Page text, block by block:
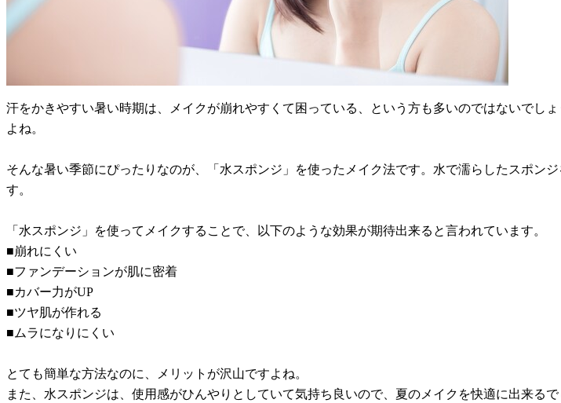
汗をかきやすい暑い時期は、メイクが崩れやすくて困っている、という方も多いのではないでし
よね。
そんな暑い季節にぴったりなのが、「水スポンジ」を使ったメイク法です。水で濡らしたスポン
す。
「水スポンジ」を使ってメイクすることで、以下のような効果が期待出来ると言われています。
■崩れにくい
■ファンデーションが肌に密着
■カバー力がUP
■ツヤ肌が作れる
■ムラになりにくい
とても簡単な方法なのに、メリットが沢山ですよね。
また、水スポンジは、使用感がひんやりとしていて気持ち良いので、夏のメイクを快適に出来るで